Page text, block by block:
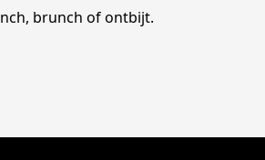
brunch of ontbijt.